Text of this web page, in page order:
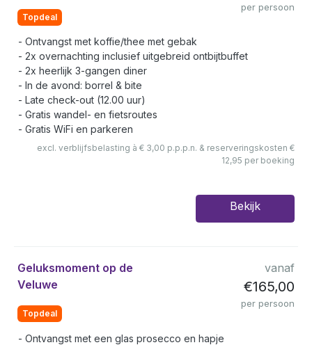
Topdeal
per persoon
Ontvangst met koffie/thee met gebak
2x overnachting inclusief uitgebreid ontbijtbuffet
2x heerlijk 3-gangen diner
In de avond: borrel & bite
Late check-out (12.00 uur)
Gratis wandel- en fietsroutes
Gratis WiFi en parkeren
excl. verblijfsbelasting à € 3,00 p.p.p.n. & reserveringskosten €
12,95 per boeking
Bekijk
Geluksmoment op de
Veluwe
Topdeal
vanaf
€165,00
per persoon
Ontvangst met een glas prosecco en hapje